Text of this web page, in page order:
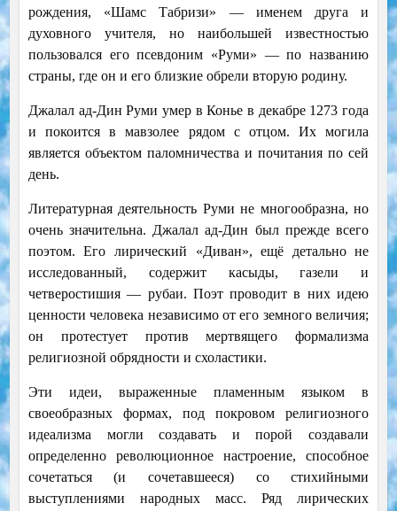
рождения, «Шамс Табризи» — именем друга и
духовного учителя, но наибольшей известностью
пользовался его псевдоним «Руми» — по названию
страны, где он и его близкие обрели вторую родину.
Джалал ад-Дин Руми умер в Конье в декабре 1273 года
и покоится в мавзолее рядом с отцом. Их могила
является объектом паломничества и почитания по сей
день.
Литературная деятельность Руми не многообразна, но
очень значительна. Джалал ад-Дин был прежде всего
поэтом. Его лирический «Диван», ещё детально не
исследованный, содержит касыды, газели и
четверостишия — рубаи. Поэт проводит в них идею
ценности человека независимо от его земного величия;
он протестует против мертвящего формализма
религиозной обрядности и схоластики.
Эти идеи, выраженные пламенным языком в
своеобразных формах, под покровом религиозного
идеализма могли создавать и порой создавали
определенно революционное настроение, способное
сочетаться (и сочетавшееся) со стихийными
выступлениями народных масс. Ряд лирических